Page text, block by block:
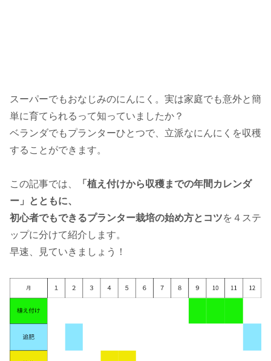
スーパーでもおなじみのにんにく。実は家庭でも意外と簡
単に育てられるって知っていましたか？
ベランダでもプランターひとつで、立派なにんにくを収穫
することができます。
この記事では、
「植え付けから収穫までの年間カレンダ
ー」とともに、
初心者でもできるプランター栽培の始め方とコツを４ステ
ップに分けて紹介します。
早速、見ていきましょう！